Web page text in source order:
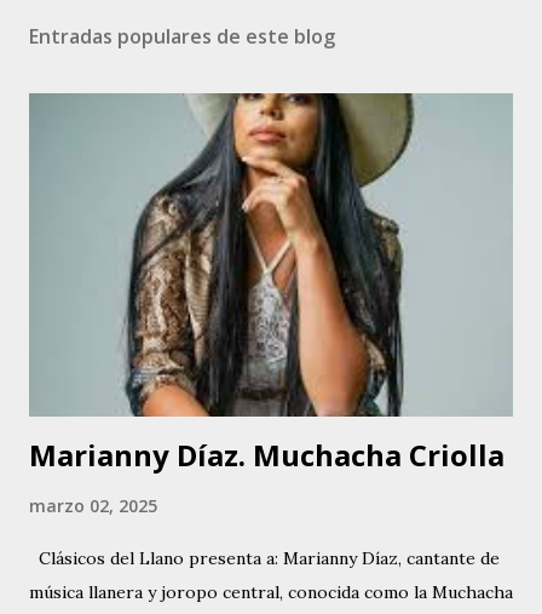
Entradas populares de este blog
Marianny Díaz. Muchacha Criolla
marzo 02, 2025
Clásicos del Llano presenta a: Marianny Díaz, cantante de
música llanera y joropo central, conocida como la Muchacha